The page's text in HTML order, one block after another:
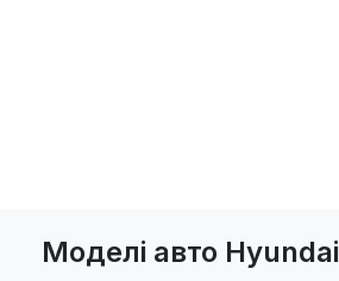
Моделі авто Hyundai